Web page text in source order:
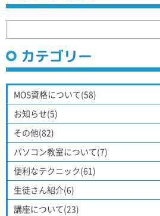
カテゴリー
MOS資格について(58)
お知らせ(5)
その他(82)
パソコン教室について(7)
便利なテクニック(61)
生徒さん紹介(6)
講座について(23)